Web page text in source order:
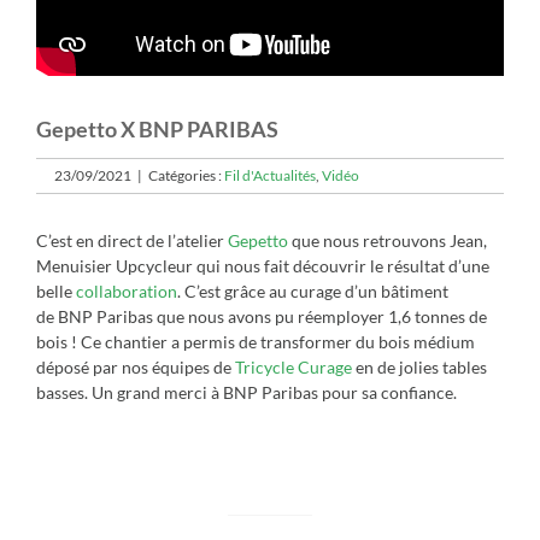
Gepetto X BNP PARIBAS
23/09/2021 | Catégories : Fil d'Actualités Vidéo
C’est en direct de l’atelierGepettoque nous retrouvons Jean,
Menuisier Upcycleur qui nous fait découvrir le résultat d’une
bellecollaboration. C’est grâce au curage d’un bâtiment
de BNP Paribas que nous avons pu réemployer 1,6 tonnes de
bois ! Ce chantier a permis de transformer du bois médium
déposé par nos équipes deTricycle Curageen de jolies tables
basses. Un grand merci à BNP Paribas pour sa confiance.